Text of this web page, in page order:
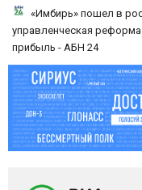
Новости
«Имбирь» пошел в
управленческая
прибыль - АБН 24